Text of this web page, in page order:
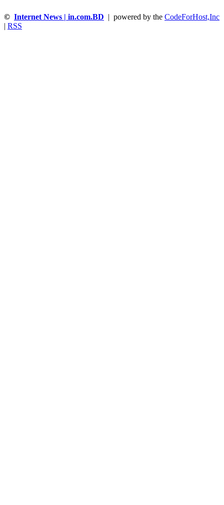
© Internet News | in.com.BD | powered by the CodeForHost,Inc
RSS